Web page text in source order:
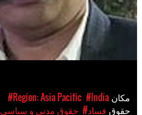
#Region: Asia Pacific #India
#حقوق مدنی و سیاسی #فساد